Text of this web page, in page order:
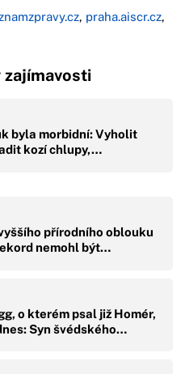
, praha.aiscr.cz,
byla morbidní: Vyholit
kozí chlupy,…
přírodního oblouku
nemohl být…
o kterém psal již Homér,
Syn švédského…